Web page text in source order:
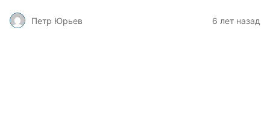
Петр Юрьев 6 лет назад